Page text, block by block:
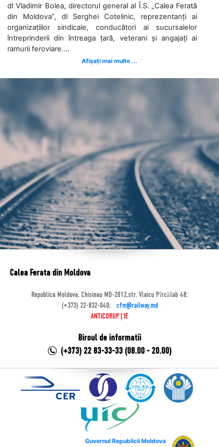
dl Vladimir Bolea, directorul general al Î.S. „Calea Ferată
din Moldova”, dl Serghei Cotelinic, reprezentanți ai
organizațiilor sindicale, conducători ai sucursalelor
întreprinderii din întreaga țară, veterani și angajați ai
ramurii feroviare....
Afișați mai multe ...
Calea Ferata din Moldova
Republica Moldova, Chisinau MD-2012,str. Vlaicu Pîrcălab 48;
(+373) 22-832-040;
cfm@railway.md
ANTICORUPȚIE
Biroul de informatii
(+373) 22 83-33-33 (08.00 - 20.00)
Guvernul Republicii Moldova